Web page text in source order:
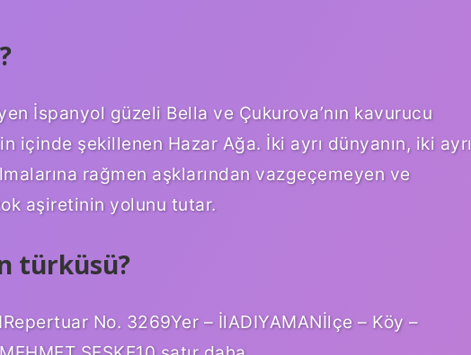
İspanyol güzeli Bella ve Çukurova’nın kavurucu
içinde şekillenen Hazar Ağa. İki ayrı dünyanın, iki
rağmen aşklarından vazgeçemeyen ve
aşiretinin yolunu tutar.
türküsü?
No. 3269Yer – İlADIYAMANİlçe – Köy –